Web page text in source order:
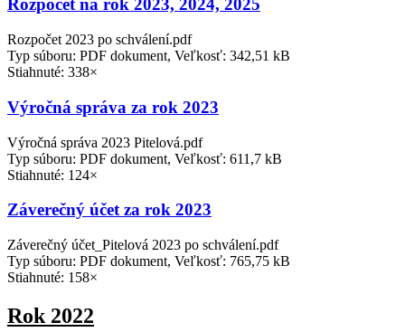
Rozpočet na rok 2023, 2024, 2025
Rozpočet 2023 po schválení.pdf
Typ súboru: PDF dokument, Veľkosť: 342,51 kB
Stiahnuté: 338×
Výročná správa za rok 2023
Výročná správa 2023 Pitelová.pdf
Typ súboru: PDF dokument, Veľkosť: 611,7 kB
Stiahnuté: 124×
Záverečný účet za rok 2023
Záverečný účet_Pitelová 2023 po schválení.pdf
Typ súboru: PDF dokument, Veľkosť: 765,75 kB
Stiahnuté: 158×
Rok 2022